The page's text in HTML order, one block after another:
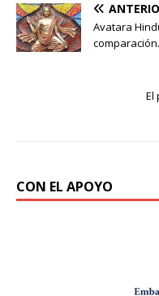
Avatara
El
CON EL APOYO